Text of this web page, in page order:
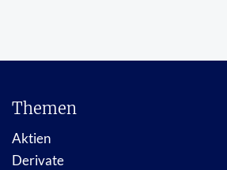
Themen
Aktien
Derivate